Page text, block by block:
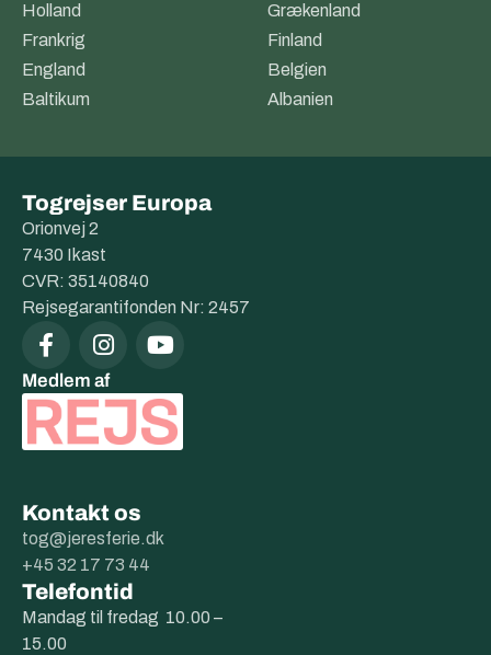
Holland
Grækenland
Frankrig
Finland
England
Belgien
Baltikum
Albanien
Togrejser Europa
Orionvej 2
7430 Ikast
CVR: 35140840
Rejsegarantifonden Nr: 2457
Medlem af
Kontakt os
tog@jeresferie.dk
+45 32 17 73 44
Telefontid
Mandag til fredag 10.00 –
15.00